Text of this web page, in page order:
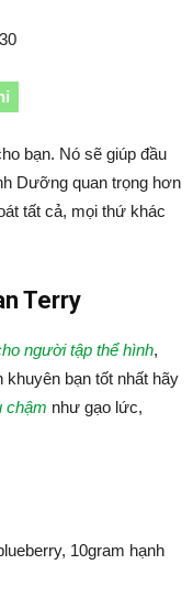
bạn. Nó sẽ giúp đầu
Dưỡng quan trọng hơn
tất cả, mọi thứ khác
Terry
người tập thể hình,
bạn tốt nhất hãy
chậm như gạo lức,
10gram hạnh